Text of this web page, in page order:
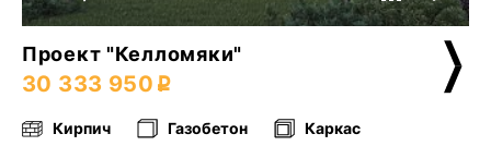
Проект "Келломяки"
30 333 950
Кирпич Газобетон Каркас